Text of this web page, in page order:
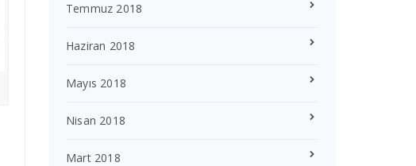
Temmuz 2018
Haziran 2018
Mayıs 2018
Nisan 2018
Mart 2018